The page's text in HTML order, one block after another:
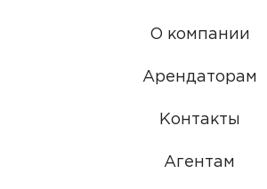
О компании
Арендаторам
Контакты
Агентам